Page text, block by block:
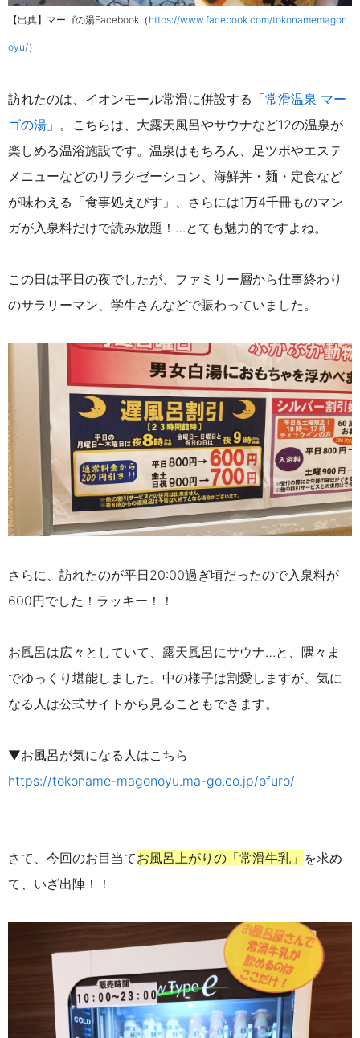
【出典】マーゴの湯Facebook（ https://www.facebook.com/tokonamemagon
oyu/）
訪れたのは、イオンモール常滑に併設する「常滑温泉 マー
ゴの湯 」。こちらは、大露天風呂やサウナなど12の温泉が
楽しめる温浴施設です。温泉はもちろん、足ツボやエステ
メニューなどのリラクゼーション、海鮮丼・麺・定食など
が味わえる「食事処えびす」、さらには1万4千冊ものマン
ガが入泉料だけで読み放題！…とても魅力的ですよね。
この日は平日の夜でしたが、ファミリー層から仕事終わり
のサラリーマン、学生さんなどで賑わっていました。
さらに、訪れたのが平日20:00過ぎ頃だったので入泉料が
600円でした！ラッキー！！
お風呂は広々としていて、露天風呂にサウナ…と、隅々ま
でゆっくり堪能しました。中の様子は割愛しますが、気に
なる人は公式サイトから見ることもできます。
▼お風呂が気になる人はこちら
https://tokoname-magonoyu.ma-go.co.jp/ofuro/
さて、今回のお目当てお風呂上がりの「常滑牛乳」 を求め
て、いざ出陣！！